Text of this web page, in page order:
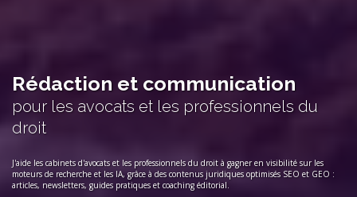
Rédaction et communication
pour les avocats et les professionnels du
droit
J'aide les cabinets d'avocats et les professionnels du droit à gagner en visibilité sur les
moteurs de recherche et les IA, grâce à des contenus juridiques optimisés SEO et GEO :
articles, newsletters, guides pratiques et coaching éditorial.